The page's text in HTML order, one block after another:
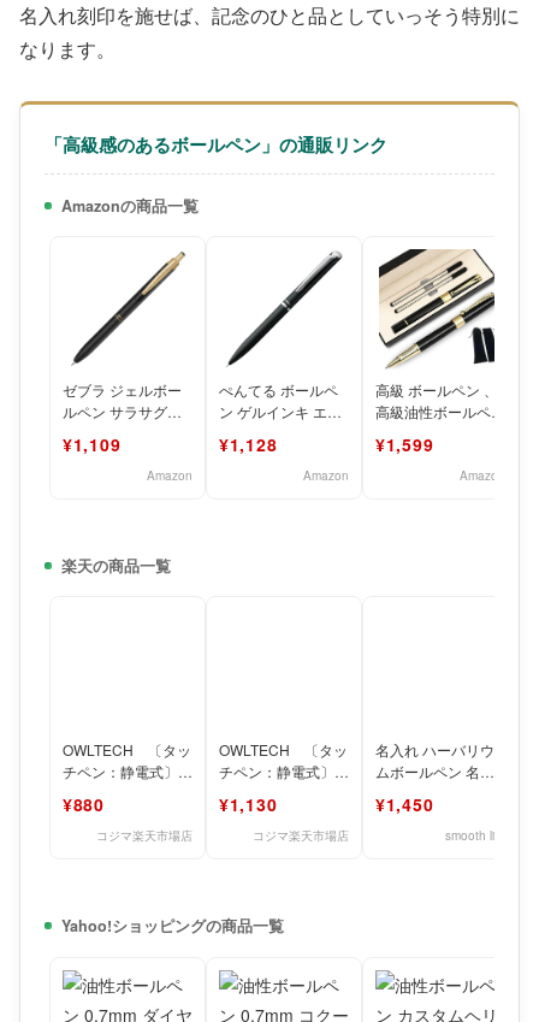
名入れ刻印を施せば、記念のひと品としていっそう特別に
なります。
「高級感のあるボールペン」の通販リンク
Amazonの商品一覧
ゼブラ ジェルボー
ルペン サラサグラ
ブラック P-JJ5
¥1,109
Amazon
ぺんてる ボールペ
ン ゲルインキ エナ
ラフィ 0.5mm ブラ
¥1,128
Amazon
高級 ボールペン 、
高級油性ボールペ
かっこいい、おしゃ
¥1,599
Amazon
楽天の商品一覧
OWLTECH 〔タッ
チペン：静電式〕
静電式タッチペン
¥880
コジマ楽天市場店
OWLTECH 〔タッ
チペン：静電式〕
維ペン先静電式タッ
¥1,130
コジマ楽天市場店
名入れ ハーバリウ
ムボールペン 名前
祝い かわいい おし
¥1,450
smooth life
Yahoo!ショッピングの商品一覧